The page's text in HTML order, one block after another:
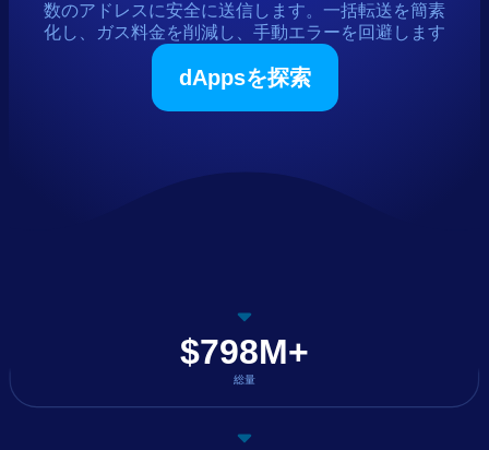
数のアドレスに安全に送信します。一括転送を簡素
化し、ガス料金を削減し、手動エラーを回避します
dAppsを探索
$798M+
総量